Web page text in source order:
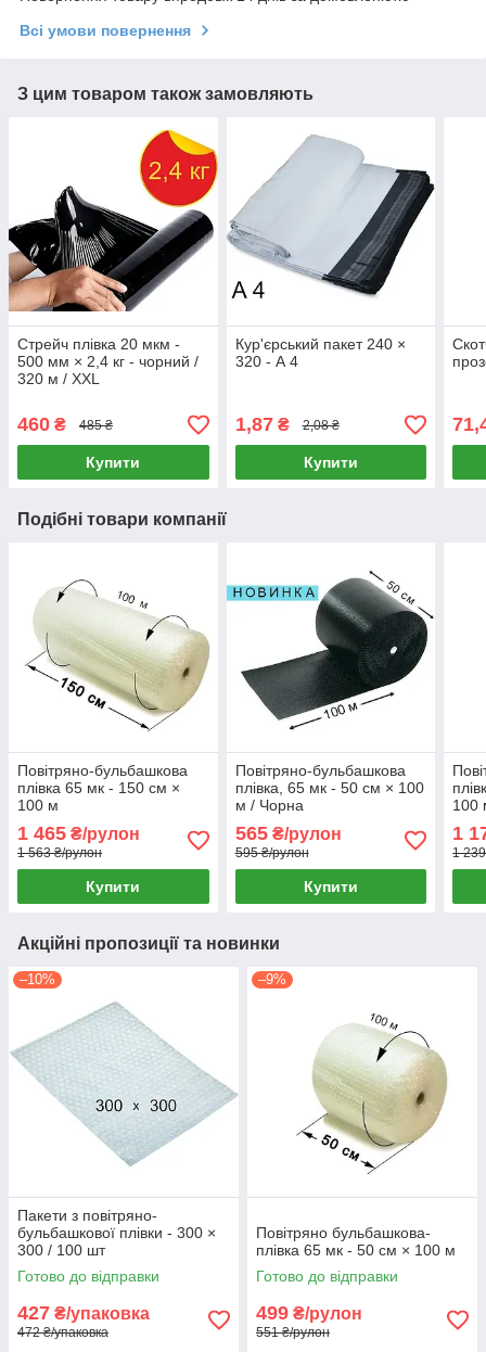
Всі умови повернення
З цим товаром також замовляють
Стрейч плівка 20 мкм -
500 мм × 2,4 кг - чорний /
320 м / XXL
460 ₴ 485 ₴
Купити
Кур'єрський пакет 240 ×
320 - А 4
1,87₴ 2,08 ₴
Купити
Подібні товари компанії
Повітряно-бульбашкова
плівка 65 мк - 150 см ×
100 м
1 465 ₴/рулон
1 563 ₴/рулон
Купити
Повітряно-бульбашкова
плівка, 65 мк - 50 см × 100
м / Чорна
565₴/рулон
595 ₴/рулон
Купити
100
1
1
Акційні пропозиції та новинки
–10%
Пакети з повітряно-
бульбашкової плівки - 300 ×
300 / 100 шт
Готово до відправки
427 ₴/упаковка
472 ₴/упаковка
–9%
Повітряно бульбашкова-
плівка 65 мк - 50 см × 100 м
Готово до відправки
499 ₴/рулон
551 ₴/рулон